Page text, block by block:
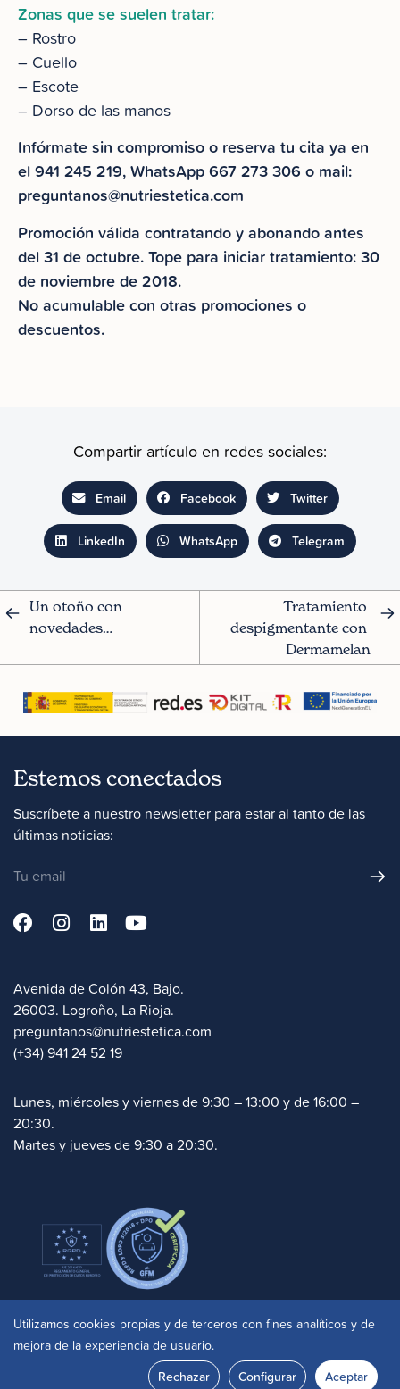
Utilizamos cookies propias y de terceros con fines analíticos y de
mejora de la experiencia de usuario.
Configurar
Rechazar Aceptar
Zonas que se suelen tratar:
– Rostro
– Cuello
– Escote
– Dorso de las manos
Infórmate sin compromiso o reserva tu cita ya en
el 941 245 219, WhatsApp 667 273 306 o mail:
preguntanos@nutriestetica.com
Promoción válida contratando y abonando antes
del 31 de octubre. Tope para iniciar tratamiento: 30
de noviembre de 2018.
No acumulable con otras promociones o
descuentos.
Compartir artículo en redes sociales:
Email Facebook Twitter
LinkedIn WhatsApp Telegram
Un otoño con
novedades…
Tratamiento
despigmentante con
Dermamelan
Estemos conectados
Suscríbete a nuestro newsletter para estar al tanto de las
últimas noticias:
Avenida de Colón 43, Bajo.
26003. Logroño, La Rioja.
preguntanos@nutriestetica.com
(+34) 941 24 52 19
Lunes, miércoles y viernes de 9:30 – 13:00 y de 16:00 –
20:30.
Martes y jueves de 9:30 a 20:30.
Politica de cookies |Aviso legal |Privacidad |
Accesibilidad
© 2025 Clinica Nutriestetica. Site bydoko.studio